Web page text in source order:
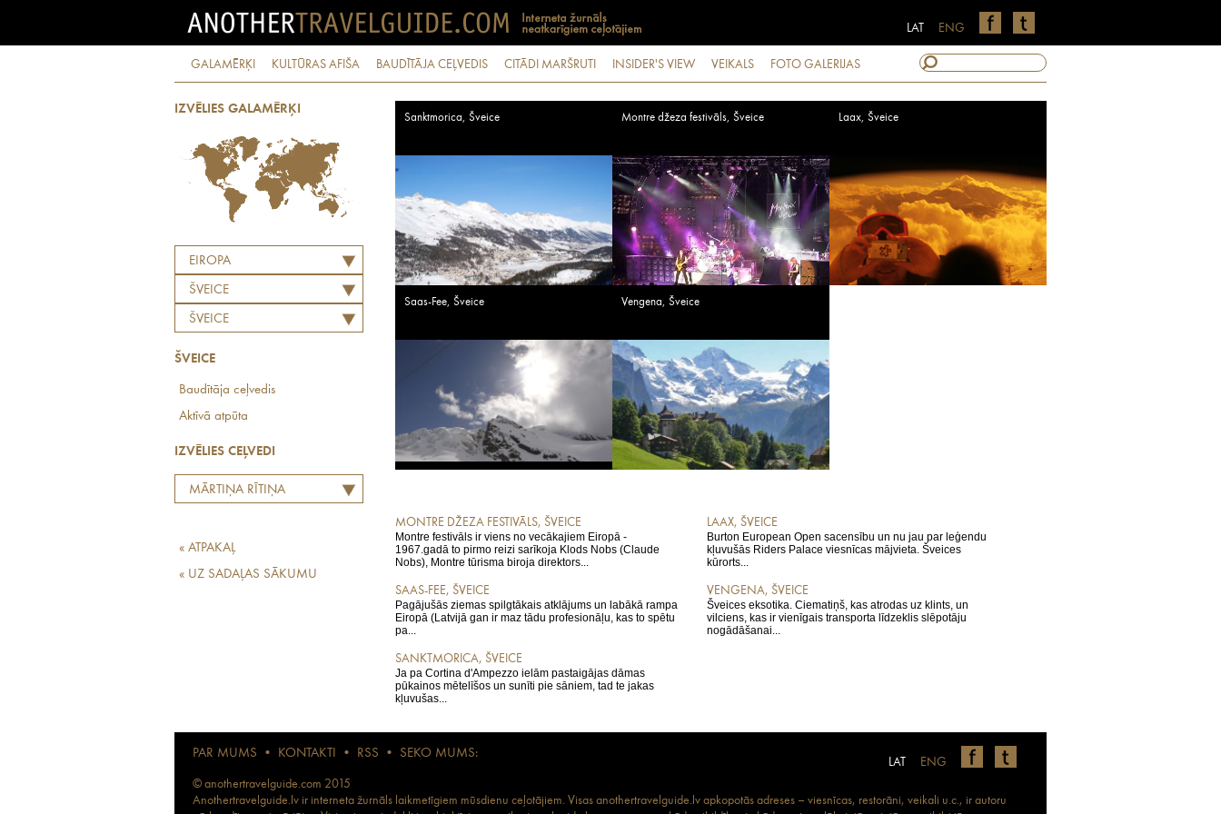
ENG
LAT
GALAMĒRĶI KULTŪRAS AFIŠA BAUDĪTĀJA CEĻVEDIS CITĀDI MARŠRUTI INSIDER'S VIEW VEIKALS FOTO GALERIJAS
IZVĒLIES GALAMĒRĶI
EIROPA
ŠVEICE
ŠVEICE
ŠVEICE
Baudītāja ceļvedis
Aktīvā atpūta
IZVĒLIES CEĻVEDI
MĀRTIŅA RĪTIŅA
« ATPAKAĻ
« UZ SADAĻAS SĀKUMU
Sanktmorica, Šveice Montre džeza festivāls, Šveice Laax, Šveice
Saas-Fee, Šveice Vengena, Šveice
MONTRE DŽEZA FESTIVĀLS, ŠVEICE
Montre festivāls ir viens no vecākajiem Eiropā -
1967.gadā to pirmo reizi sarīkoja Klods Nobs (Claude
Nobs), Montre tūrisma biroja direktors...
SAAS-FEE, ŠVEICE
Pagājušās ziemas spilgtākais atklājums un labākā rampa
Eiropā (Latvijā gan ir maz tādu profesionāļu, kas to spētu
pa...
SANKTMORICA, ŠVEICE
Ja pa Cortina d'Ampezzo ielām pastaigājas dāmas
pūkainos mētelīšos un sunīti pie sāniem, tad te jakas
kļuvušas...
LAAX, ŠVEICE
Burton European Open sacensību un nu jau par leģendu
kļuvušās Riders Palace viesnīcas mājvieta. Šveices
kūrorts...
VENGENA, ŠVEICE
Šveices eksotika. Ciematiņš, kas atrodas uz klints, un
vilciens, kas ir vienīgais transporta līdzeklis slēpotāju
nogādāšanai...
PAR MUMS • KONTAKTI • RSS • SEKO MUMS:
ENG
LAT
© anothertravelguide.com 2015
Anothertravelguide.lv ir interneta žurnāls laikmetīgiem mūsdienu ceļotājiem. Visas anothertravelguide.lv apkopotās adreses – viesnīcas, restorāni, veikali u.c., ir autoru